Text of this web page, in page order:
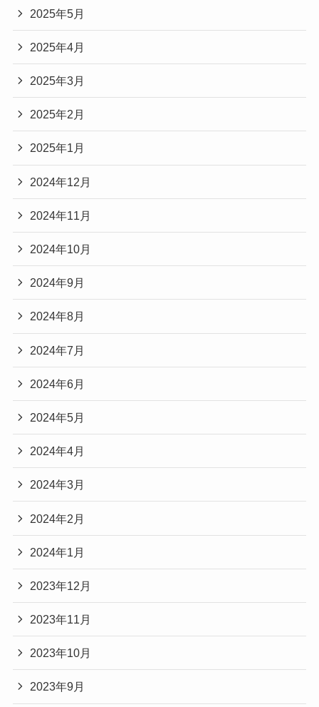
2025年5月
2025年4月
2025年3月
2025年2月
2025年1月
2024年12月
2024年11月
2024年10月
2024年9月
2024年8月
2024年7月
2024年6月
2024年5月
2024年4月
2024年3月
2024年2月
2024年1月
2023年12月
2023年11月
2023年10月
2023年9月